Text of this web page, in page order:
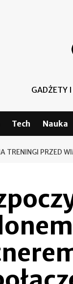
GADŻETY
Tech Nauka
TRENINGI PRZED